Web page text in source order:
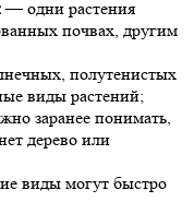
— одни растения
почвах, другим
полутенистых
виды растений;
заранее понимать,
дерево или
виды могут быстро